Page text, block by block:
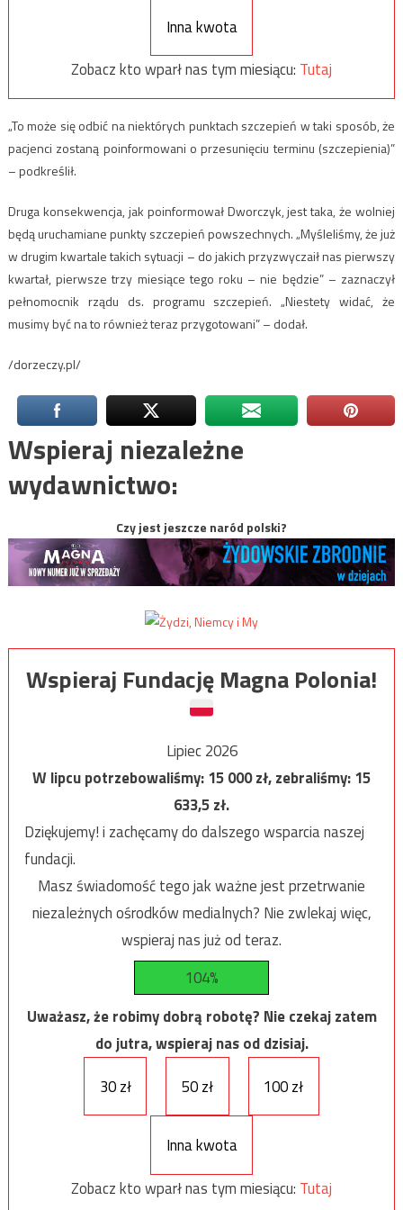
Inna kwota
Zobacz kto wparł nas tym miesiącu: Tutaj
„To może się odbić na niektórych punktach szczepień w taki sposób, że
pacjenci zostaną poinformowani o przesunięciu terminu (szczepienia)”
– podkreślił.
Druga konsekwencja, jak poinformował Dworczyk, jest taka, że wolniej
będą uruchamiane punkty szczepień powszechnych. „Myśleliśmy, że już
w drugim kwartale takich sytuacji – do jakich przyzwyczaił nas pierwszy
kwartał, pierwsze trzy miesiące tego roku – nie będzie” – zaznaczył
pełnomocnik rządu ds. programu szczepień. „Niestety widać, że
musimy być na to również teraz przygotowani” – dodał.
/dorzeczy.pl/
Wspieraj niezależne
wydawnictwo:
Czy jest jeszcze naród polski?
Wspieraj Fundację Magna Polonia!
Lipiec 2026
W lipcu potrzebowaliśmy:15 000zł, zebraliśmy:15
633,5zł.
Dziękujemy! i zachęcamy do dalszego wsparcia naszej
fundacji.
Masz świadomość tego jak ważne jest przetrwanie
niezależnych ośrodków medialnych? Nie zwlekaj więc,
wspieraj nas już od teraz.
104%
Uważasz, że robimy dobrą robotę? Nie czekaj zatem
do jutra, wspieraj nas od dzisiaj.
30 zł
50 zł 100 zł
Inna kwota
Zobacz kto wparł nas tym miesiącu: Tutaj